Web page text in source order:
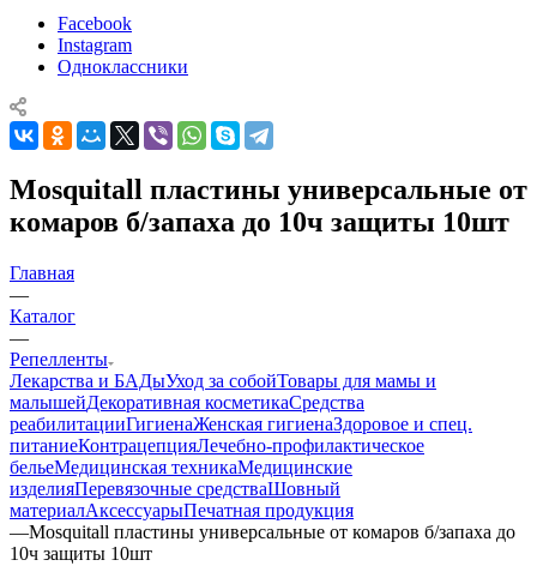
Facebook
Instagram
Одноклассники
Mosquitall пластины универсальные от
комаров б/запаха до 10ч защиты 10шт
Главная
—
Каталог
—
Репелленты
Лекарства и БАДыУход за собойТовары для мамы и
малышейДекоративная косметикаСредства
реабилитацииГигиенаЖенская гигиенаЗдоровое и спец.
питаниеКонтрацепцияЛечебно-профилактическое
бельеМедицинская техникаМедицинские
изделияПеревязочные средстваШовный
материалАксессуарыПечатная продукция
—Mosquitall пластины универсальные от комаров б/запаха до
10ч защиты 10шт